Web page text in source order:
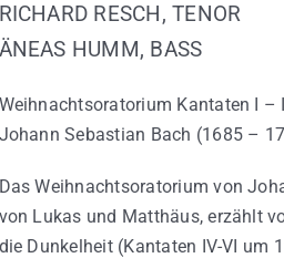
RICHARD RESCH, TENOR
ÄNEAS HUMM, BASS
Weihnachtsoratorium Kantaten I –
Johann Sebastian Bach (1685 –
Das Weihnachtsoratorium von
von Lukas und Matthäus, erzählt
die Dunkelheit (Kantaten IV-VI um